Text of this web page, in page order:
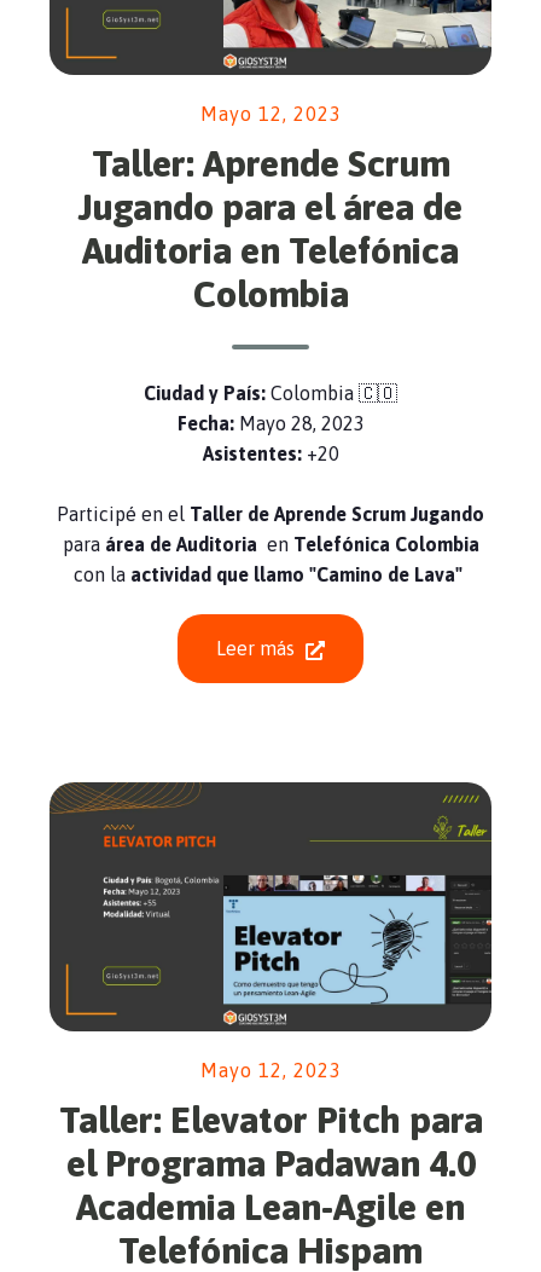
Mayo 12, 2023
Taller: Aprende Scrum
Jugando para el área de
Auditoria en Telefónica
Colombia
Ciudad y País: Colombia 🇨🇴
Fecha:Mayo 28, 2023
Asistentes: +20
Participé en el Taller de Aprende Scrum Jugando
paraárea de Auditoria enTelefónica Colombia
con la actividad que llamo "Camino de Lava"
Leer más
Mayo 12, 2023
Taller: Elevator Pitch para
el Programa Padawan 4.0
Academia Lean-Agile en
Telefónica Hispam